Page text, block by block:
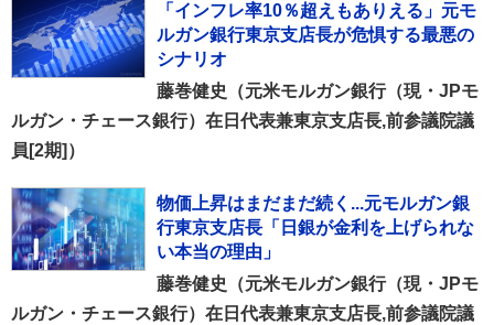
「インフレ率10％超えもありえる」元モ
ルガン銀行東京支店長が危惧する最悪の
シナリオ
藤巻健史（元米モルガン銀行（現・JPモ
ルガン・チェース銀行）在日代表兼東京支店長,前参議院議
員[2期]）
物価上昇はまだまだ続く...元モルガン銀
行東京支店長「日銀が金利を上げられな
い本当の理由」
藤巻健史（元米モルガン銀行（現・JPモ
ルガン・チェース銀行）在日代表兼東京支店長,前参議院議